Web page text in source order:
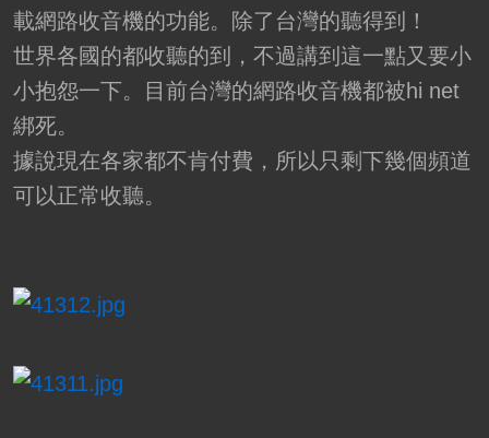
載網路收音機的功能。除了台灣的聽得到！
世界各國的都收聽的到，不過講到這一點又要小
小抱怨一下。目前台灣的網路收音機都被hi net
綁死。
據說現在各家都不肯付費，所以只剩下幾個頻道
可以正常收聽。